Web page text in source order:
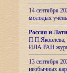
14 сентября
молодых
Россия и
П.П.Яковлева,
ИЛА РАН
13 сентября
необычных